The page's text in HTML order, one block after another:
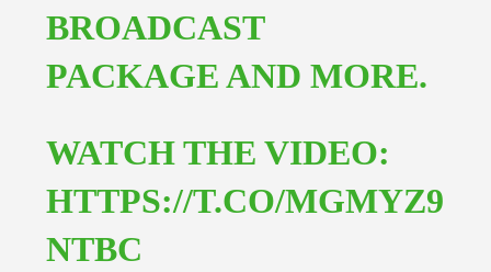
BROADCAST
PACKAGE AND MORE.
WATCH THE VIDEO:
HTTPS://T.CO/MGMYZ9
NTBC